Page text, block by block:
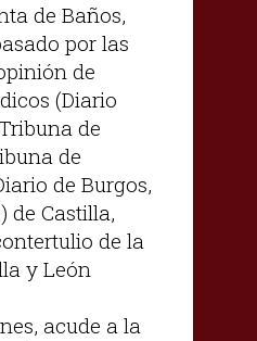
de Baños,
por las
de
(Diario
de
de
de Burgos,
de Castilla,
de la
y León
acude a la